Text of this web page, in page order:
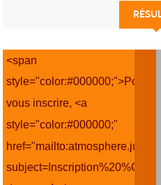
<span
style="color:#000000;">Pour
vous inscrire, <a
style="color:#000000;"